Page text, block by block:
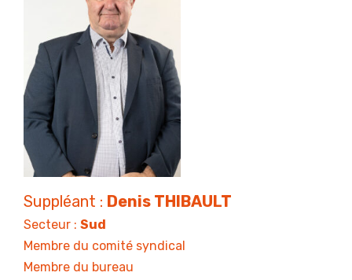
Suppléant : Denis THIBAULT
Secteur : Sud
Membre du comité syndical
Membre du bureau